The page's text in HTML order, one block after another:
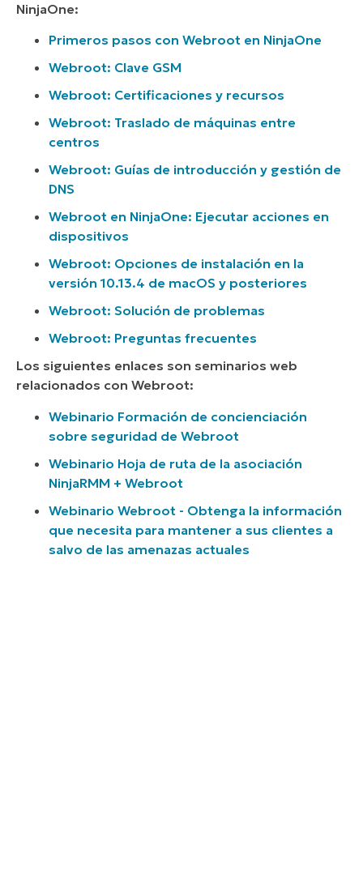
NinjaOne:
Primeros pasos con Webroot en NinjaOne
Webroot: Clave GSM
Webroot: Certificaciones y recursos
Webroot: Traslado de máquinas entre
centros
Webroot: Guías de introducción y gestión de
DNS
Webroot en NinjaOne: Ejecutar acciones en
dispositivos
Webroot: Opciones de instalación en la
versión 10.13.4 de macOS y posteriores
Webroot: Solución de problemas
Webroot: Preguntas frecuentes
Los siguientes enlaces son seminarios web
relacionados con Webroot:
Webinario Formación de concienciación
sobre seguridad de Webroot
Webinario Hoja de ruta de la asociación
NinjaRMM + Webroot
Webinario Webroot - Obtenga la información
que necesita para mantener a sus clientes a
salvo de las amenazas actuales